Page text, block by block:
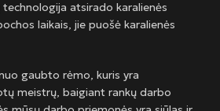
atsirado karalienės
laikais, jie puošė karalienės
gaubto rėmo, kuris yra
meistrų, baigiant rankų darbo